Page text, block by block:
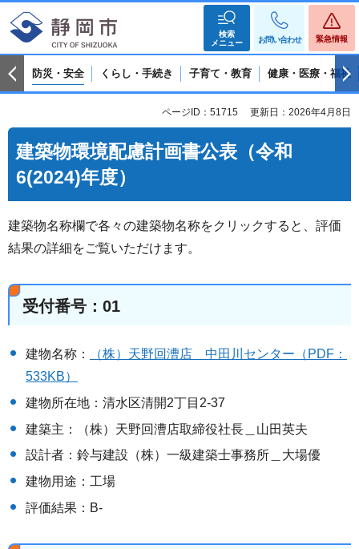
検索
メニュー
お問い合わせ 緊急情報
防災・安全 くらし・手続き 子育て・教育 健康・医療・福祉
ページID：51715 更新日：2026年4月8日
建築物環境配慮計画書公表（令和
6(2024)年度）
建築物名称欄で各々の建築物名称をクリックすると、評価
結果の詳細をご覧いただけます。
受付番号：01
建物名称：
（株）天野回漕店＿中田川センター（PDF：
533KB）
建物所在地：清水区清開2丁目2-37
建築主：（株）天野回漕店取締役社長＿山田英夫
設計者：鈴与建設（株）一級建築士事務所＿大場優
建物用途：工場
評価結果：B-